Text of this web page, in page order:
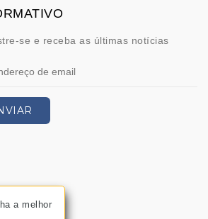
a melhor
se e receba as últimas notícias